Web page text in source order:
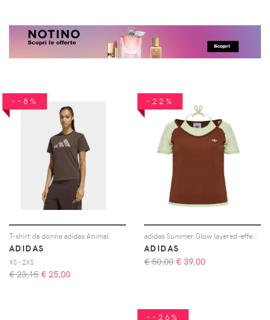
--8%
T-shirt da donna adidas Animal
ADIDAS
XS - 2XS
€ 23,15 € 25,00
-22%
ADIDAS
€ 50,00 € 39,00
--26%